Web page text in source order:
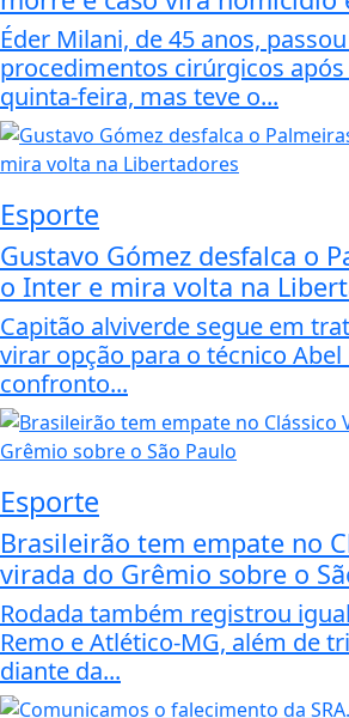
Éder Milani, de 45 anos,
procedimentos cirúrgicos
quinta-feira, mas teve o...
Esporte
Gustavo Gómez desfalca o
o Inter e mira volta na
Capitão alviverde segue em
virar opção para o técnico Abel
confronto...
Esporte
Brasileirão tem empate no
virada do Grêmio sobre o
Rodada também registrou
Remo e Atlético-MG, além de
diante da...